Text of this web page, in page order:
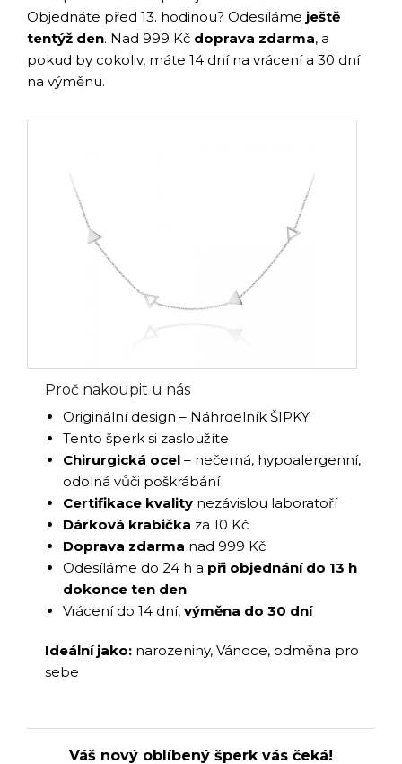
Objednáte před 13. hodinou? Odesíláme ještě
tentýž den. Nad 999 Kč doprava zdarma, a
pokud by cokoliv, máte 14 dní na vrácení a 30 dní
na výměnu.
Proč nakoupit u nás
Originální design – Náhrdelník ŠIPKY
Tento šperk si zasloužíte
Chirurgická ocel – nečerná, hypoalergenní,
odolná vůči poškrábání
Certifikace kvality nezávislou laboratoří
Dárková krabička za 10 Kč
Doprava zdarma nad 999 Kč
Odesíláme do 24 h a při objednání do 13 h
dokonce ten den
Vrácení do 14 dní, výměna do 30 dní
Ideální jako: narozeniny, Vánoce, odměna pro
sebe
Váš nový oblíbený šperk vás čeká!